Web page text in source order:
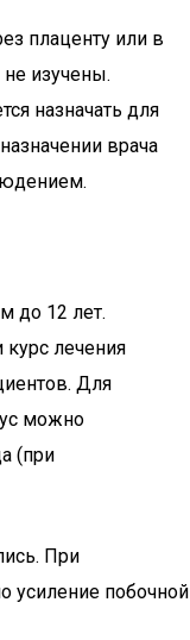
плаценту или в
изучены.
назначать для
врача
до 12 лет.
лечения
Для
можно
(при
При
усиление побочной